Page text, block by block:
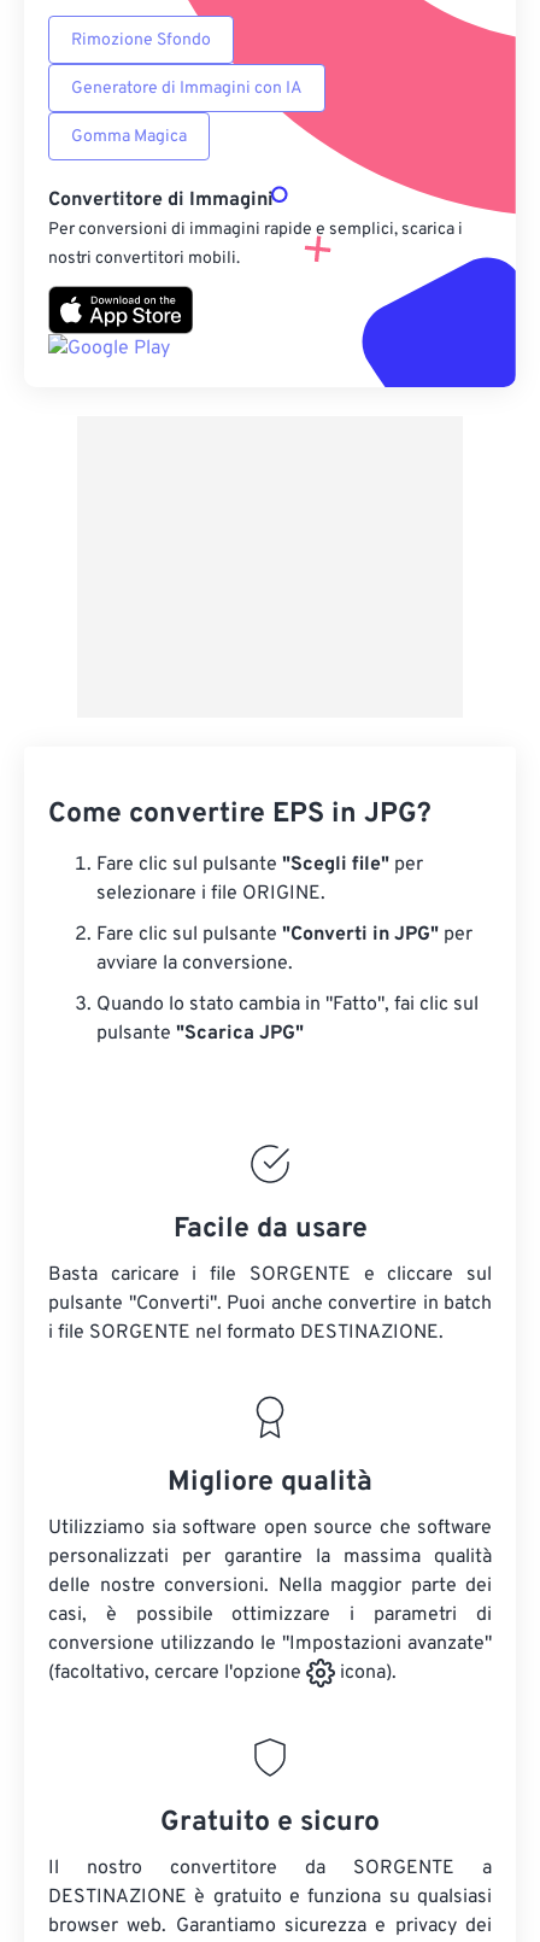
Rimozione Sfondo
Generatore di Immagini con IA
Gomma Magica
Convertitore di Immagini
Per conversioni di immagini rapide e semplici, scarica i
nostri convertitori mobili.
Come convertire EPS in JPG?
Fare clic sul pulsante "Scegli file" per
selezionare i file ORIGINE.
Fare clic sul pulsante "Converti in JPG" per
avviare la conversione.
Quando lo stato cambia in "Fatto", fai clic sul
pulsante "Scarica JPG"
Facile da usare
Basta caricare i file SORGENTE e cliccare sul
pulsante "Converti". Puoi anche convertire in batch
i file SORGENTE nel formato DESTINAZIONE.
Migliore qualità
Utilizziamo sia software open source che software
personalizzati per garantire la massima qualità
delle nostre conversioni. Nella maggior parte dei
casi, è possibile ottimizzare i parametri di
conversione utilizzando le "Impostazioni avanzate"
(facoltativo, cercare l'opzione
icona).
Gratuito e sicuro
Il nostro convertitore da SORGENTE a
DESTINAZIONE è gratuito e funziona su qualsiasi
browser web. Garantiamo sicurezza e privacy dei